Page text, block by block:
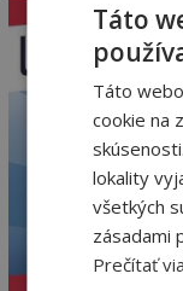
10
10,44
Táto
Táto
cookie na
lokality
všetkých
zásadami
Prečítať